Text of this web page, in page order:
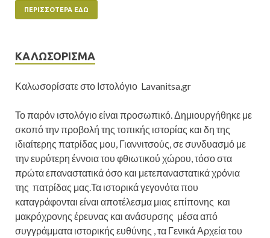
ΠΕΡΙΣΣΌΤΕΡΑ ΕΔΏ
ΚΑΛΩΣΟΡΙΣΜΑ
Καλωσορίσατε στο Ιστολόγιο Lavanitsa,gr
Το παρόν ιστολόγιο είναι προσωπικό. Δημιουργήθηκε με
σκοπό την προβολή της τοπικής ιστορίας και δη της
ιδιαίτερης πατρίδας μου, Γιαννιτσούς, σε συνδυασμό με
την ευρύτερη έννοια του φθιωτικού χώρου, τόσο στα
πρώτα επαναστατικά όσο και μετεπαναστατικά χρόνια
της πατρίδας μας.Τα ιστορικά γεγονότα που
καταγράφονται είναι αποτέλεσμα μιας επίπονης και
μακρόχρονης έρευνας και ανάσυρσης μέσα από
συγγράμματα ιστορικής ευθύνης , τα Γενικά Αρχεία του